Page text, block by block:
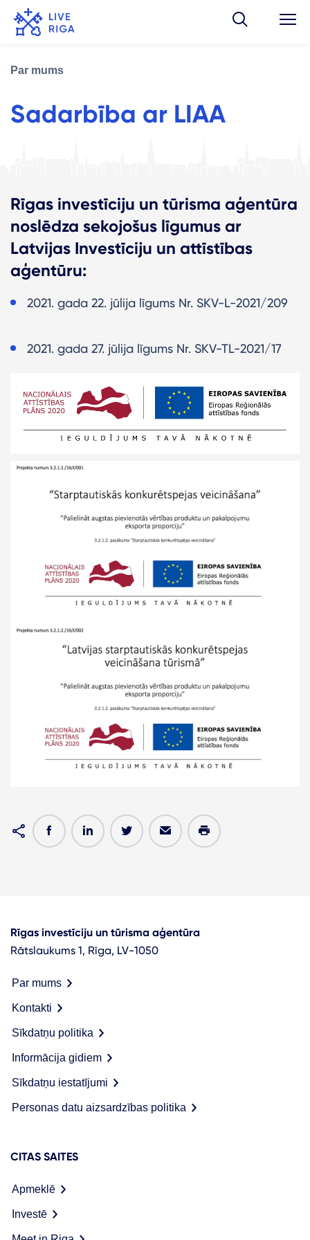
Par mums
Sadarbība ar LIAA
Rīgas investīciju un tūrisma aģentūra
noslēdza sekojošus līgumus ar
Latvijas Investīciju un attīstības
aģentūru:
2021. gada 22. jūlija līgums Nr. SKV-L-2021/209
2021. gada 27. jūlija līgums Nr. SKV-TL-2021/17
Rīgas investīciju un tūrisma aģentūra
Rātslaukums 1, Rīga, LV-1050
Par mums
Kontakti
Sīkdatņu politika
Informācija gidiem
Sīkdatņu iestatījumi
Personas datu aizsardzības politika
CITAS SAITES
Apmeklē
Investē